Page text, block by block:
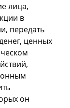
лица,
в
передать
ценных
он